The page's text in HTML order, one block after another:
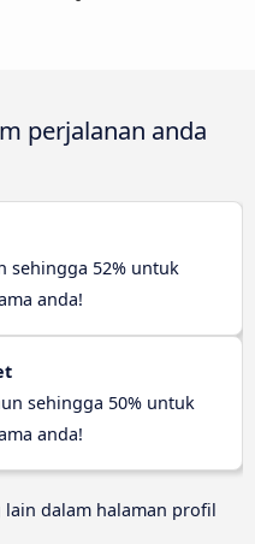
perjalanan anda
sehingga 52% untuk
anda!
sehingga 50% untuk
anda!
lain dalam halaman profil